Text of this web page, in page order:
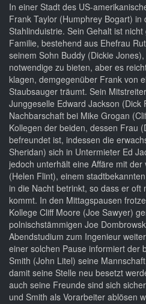
In einer Stadt des US-
Frank Taylor (Humphrey Bogart) in
Stahlinduistrie. Sein Gehalt ist
Familie, bestehend aus Ehefrau
seinem Sohn Buddy (Dickie
notwendige zu bieten, aber es
klagen, demgegenüber Frank von
Staubsauger träumt. Sein
Junggeselle Edward Jackson (Dick
Nachbarschaft bei Mike Grogan
Kollegen der beiden, dessen Frau
befreundet ist, indessen die
Sheridan) sich in Untermieter Ed
jedoch unterhält eine Affäre mit
(Helen Flint), einem
in die Nacht betrinkt, so dass er oft
kommt. In den Mittagspausen
Kollege Cliff Moore (Joe Sawyer)
polnischstämmigen Joe
Abendstudium zum Ingenieur
einer solchen Pause informiert der
Smith (John Litel) seine
damit seine Stelle neu besetzt
auch seine Freunde sind sich
und Smith als Vorarbeiter ablösen